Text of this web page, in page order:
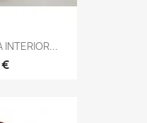
INTERIOR...